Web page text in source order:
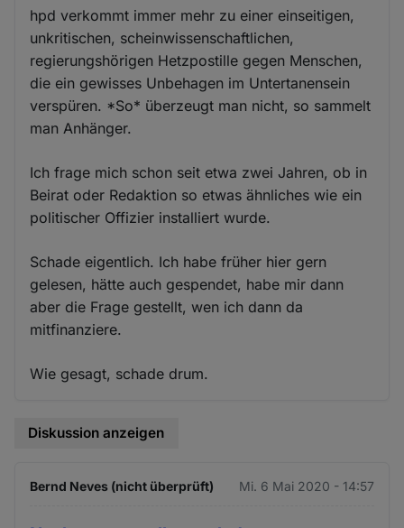
hpd verkommt immer mehr zu einer einseitigen,
unkritischen, scheinwissenschaftlichen,
regierungshörigen Hetzpostille gegen Menschen,
die ein gewisses Unbehagen im Untertanensein
verspüren. *So* überzeugt man nicht, so sammelt
man Anhänger.
Ich frage mich schon seit etwa zwei Jahren, ob in
Beirat oder Redaktion so etwas ähnliches wie ein
politischer Offizier installiert wurde.
Schade eigentlich. Ich habe früher hier gern
gelesen, hätte auch gespendet, habe mir dann
aber die Frage gestellt, wen ich dann da
mitfinanziere.
Wie gesagt, schade drum.
Diskussion anzeigen
Bernd Neves (nicht überprüft) Mi. 6 Mai 2020 - 14:57